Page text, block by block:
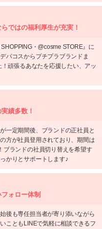
ではの福利厚生が充実！
・@cosme STORE』に
パコスからプチプラブランドま
頑張るあなたを応援したい、アッ
績多数！
一定期間後、ブランドの正社員と
方が社員登用されており、期間は
ブランドの社員切り替えを希望す
かりとサポートします♪
ォロー体制
後も専任担当者が寄り添いながら
こともLINEで気軽に相談できるフ